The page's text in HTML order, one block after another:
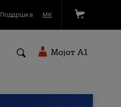
Поддршка МК
Мојот A1